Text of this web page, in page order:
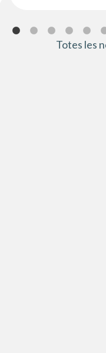
Totes les